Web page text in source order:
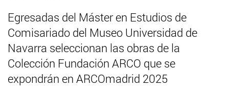
Egresadas del Máster en Estudios de
Comisariado del Museo Universidad de
Navarra seleccionan las obras de la
Colección Fundación ARCO que se
expondrán en ARCOmadrid 2025